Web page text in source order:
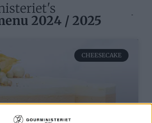
2024 / 2025
CHEESECAKE